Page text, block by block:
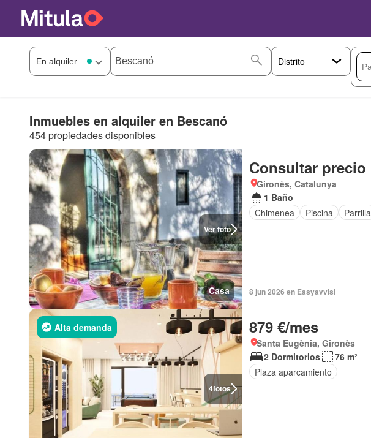
Inmuebles en alquiler en Bescanó
454 propiedades disponibles
Ver foto
Casa
Consultar precio
Gironès, Catalunya
1 Baño
Chimenea
Piscina Parrilla
8 jun 2026 en Easyavvisi
4fotos
Alta demanda 879 €/mes
Santa Eugènia, Gironès
2 Dormitorios
76 m²
Plaza aparcamiento